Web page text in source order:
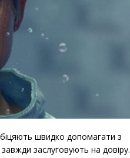
швидко допомагати з
заслуговують на довіру.